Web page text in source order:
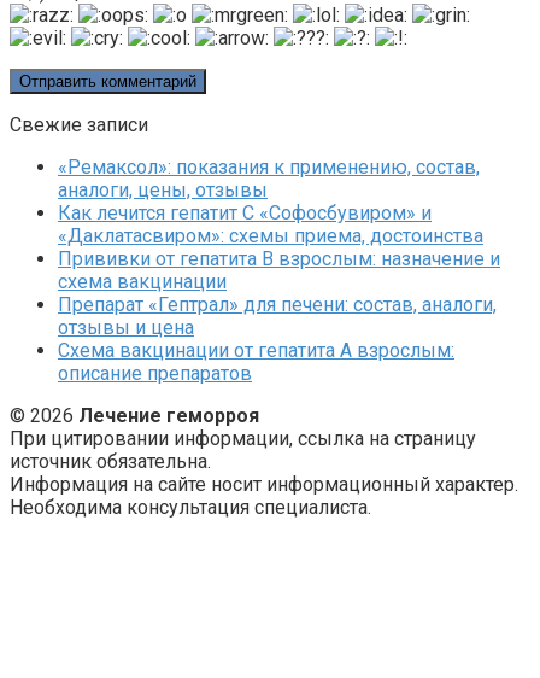
Свежие записи
«Ремаксол»: показания к применению, состав,
аналоги, цены, отзывы
Как лечится гепатит C «Софосбувиром» и
«Даклатасвиром»: схемы приема, достоинства
Прививки от гепатита В взрослым: назначение и
схема вакцинации
Препарат «Гептрал» для печени: состав, аналоги,
отзывы и цена
Схема вакцинации от гепатита А взрослым:
описание препаратов
© 2026 Лечение геморроя
При цитировании информации, ссылка на страницу
источник обязательна.
Информация на сайте носит информационный характер.
Необходима консультация специалиста.